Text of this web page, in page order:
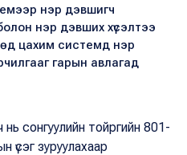
нэр дэвшигч
болон нэр дэвших хүсэлтээ
цахим системд нэр
гарын авлагад
сонгуулийн тойргийн 801-
үсэг зуруулахаар